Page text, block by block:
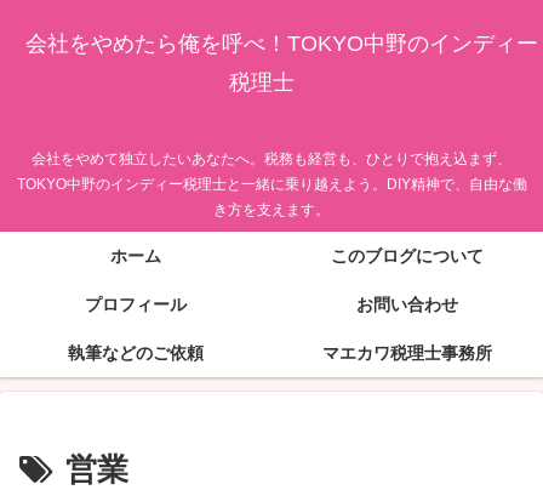
会社をやめたら俺を呼べ！TOKYO中野のインディー
税理士
会社をやめて独立したいあなたへ。税務も経営も、ひとりで抱え込まず、
TOKYO中野のインディー税理士と一緒に乗り越えよう。DIY精神で、自由な働
き方を支えます。
ホーム このブログについて
プロフィール お問い合わせ
執筆などのご依頼 マエカワ税理士事務所
営業